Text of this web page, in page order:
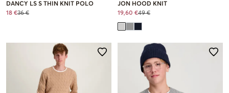
DANCY LS S THIN KNIT POLO
18 €36 €
JON HOOD KNIT
19,60 €49 €